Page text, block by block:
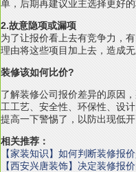
单，后期再建议业主选择更好
2.故意隐项或漏项
为了让报价看上去有竞争力，
理由将这些项目加上去，造成
装修该如何比价?
了解装修公司报价差异的原因
工工艺、安全性、环保性、设
提高一下警惕了，以防出现低
相关推荐：
【家装知识】如何判断装修报
【西安兴唐装饰】决定装修报